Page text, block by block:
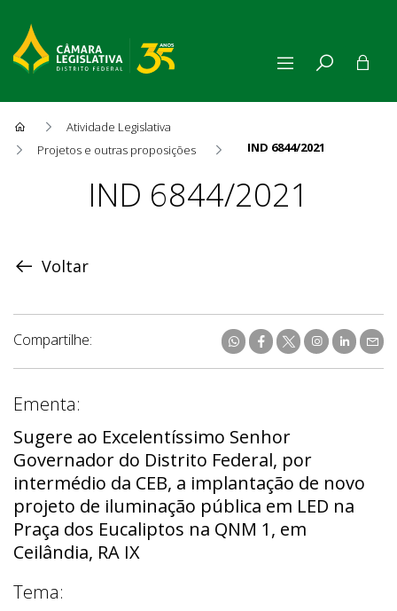
Atividade Legislativa
Projetos e outras proposições
IND 6844/2021
ProposiçãoIND 6844/2021
Voltar
Compartilhe:
Ementa:
Sugere ao Excelentíssimo Senhor
Governador do Distrito Federal, por
intermédio da CEB, a implantação de novo
projeto de iluminação pública em LED na
Praça dos Eucaliptos na QNM 1, em
Ceilândia, RA IX
Tema: